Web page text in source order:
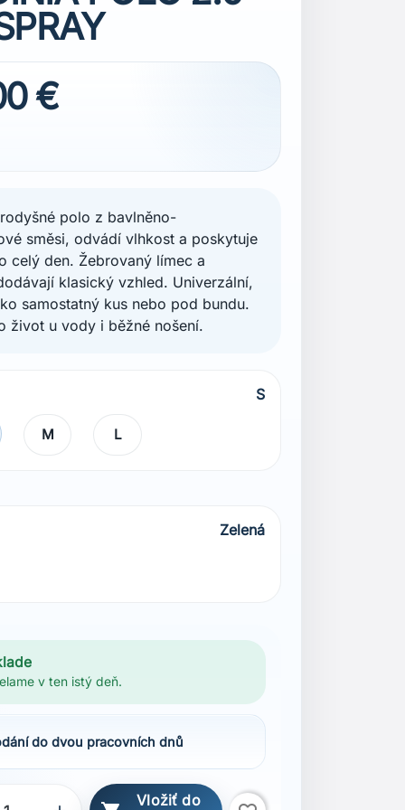
€
polo z bavlněno-
směsi, odvádí vlhkost a poskytuje
celý den. Žebrovaný límec a
klasický vzhled. Univerzální,
samostatný kus nebo pod bundu.
život u vody i běžné nošení.
S
M L
Zelená
v ten istý deň.
do dvou pracovních dnů
Vložiť do